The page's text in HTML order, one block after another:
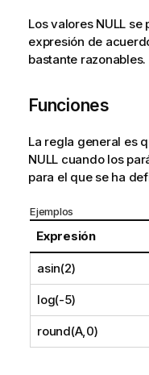
t
i
v
Los valores NULL se
expresión de
bastante razonables.
Funciones
La regla general es
NULL cuando los
para el que se ha
Ejemplos
Expresión
asin(2)
log(-5)
round(A,0)